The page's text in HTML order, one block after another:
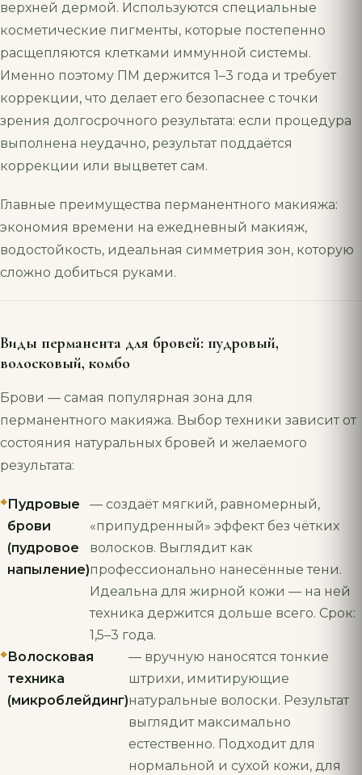
верхней дермой. Используются специальные
косметические пигменты, которые постепенно
расщепляются клетками иммунной системы.
Именно поэтому ПМ держится 1–3 года и требует
коррекции, что делает его безопаснее с точки
зрения долгосрочного результата: если процедура
выполнена неудачно, результат поддаётся
коррекции или выцветет сам.
Главные преимущества перманентного макияжа:
экономия времени на ежедневный макияж,
водостойкость, идеальная симметрия зон, которую
сложно добиться руками.
Виды перманента для бровей: пудровый,
волосковый, комбо
Брови — самая популярная зона для
перманентного макияжа. Выбор техники зависит от
состояния натуральных бровей и желаемого
результата:
Пудровые
брови
(пудровое
напыление)
— создаёт мягкий, равномерный,
«припудренный» эффект без чётких
волосков. Выглядит как
профессионально нанесённые тени.
Идеальна для жирной кожи — на ней
техника держится дольше всего. Срок:
1,5–3 года.
Волосковая
техника
(микроблейдинг)
— вручную наносятся тонкие
штрихи, имитирующие
натуральные волоски. Результат
выглядит максимально
естественно. Подходит для
нормальной и сухой кожи, для